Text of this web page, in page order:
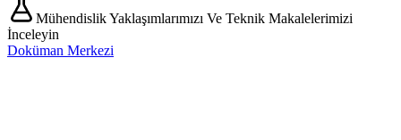
Mühendislik Yaklaşımlarımızı Ve Teknik Makalelerimizi
İnceleyin
Doküman Merkezi